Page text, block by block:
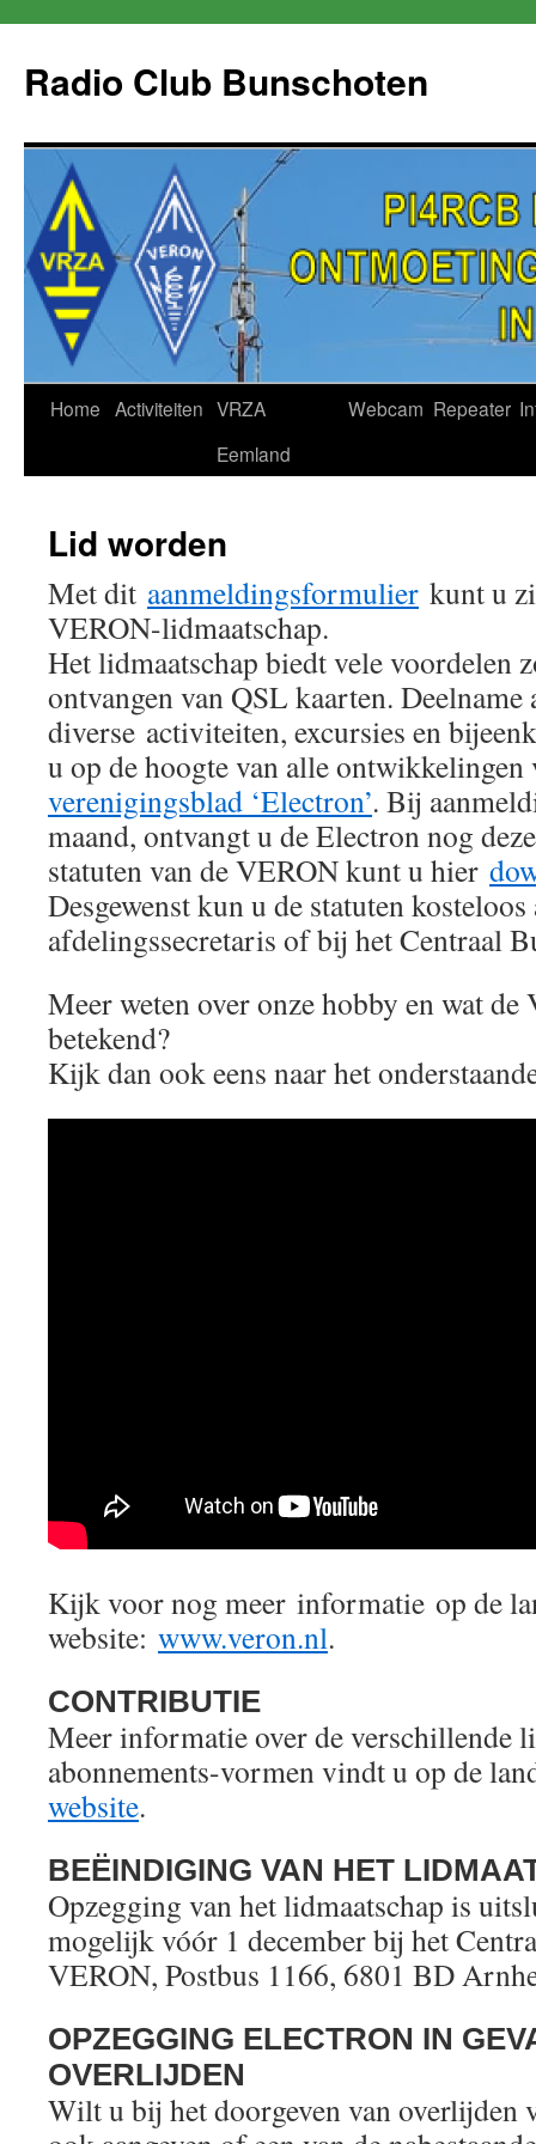
content
Radio Club Bunschoten
Home Activiteiten VRZA
Eemland
Webcam Repeater
Lid worden
Met dit aanmeldingsformulier kunt u
VERON-lidmaatschap.
Het lidmaatschap biedt vele voordelen
ontvangen van QSL kaarten. Deelname
diverse activiteiten, excursies en
u op de hoogte van alle ontwikkelingen
verenigingsblad ‘Electron’. Bij
maand, ontvangt u de Electron nog
statuten van de VERON kunt u hier
Desgewenst kun u de statuten
afdelingssecretaris of bij het Centraal
Meer weten over onze hobby en wat
betekend?
Kijk dan ook eens naar het
Kijk voor nog meer informatie op de
website: www.veron.nl.
CONTRIBUTIE
Meer informatie over de verschillende
abonnements-vormen vindt u op de
website.
BEËINDIGING VAN HET
Opzegging van het lidmaatschap is
mogelijk vóór 1 december bij het
VERON, Postbus 1166, 6801 BD
OPZEGGING ELECTRON IN
OVERLIJDEN
Wilt u bij het doorgeven van overlijden